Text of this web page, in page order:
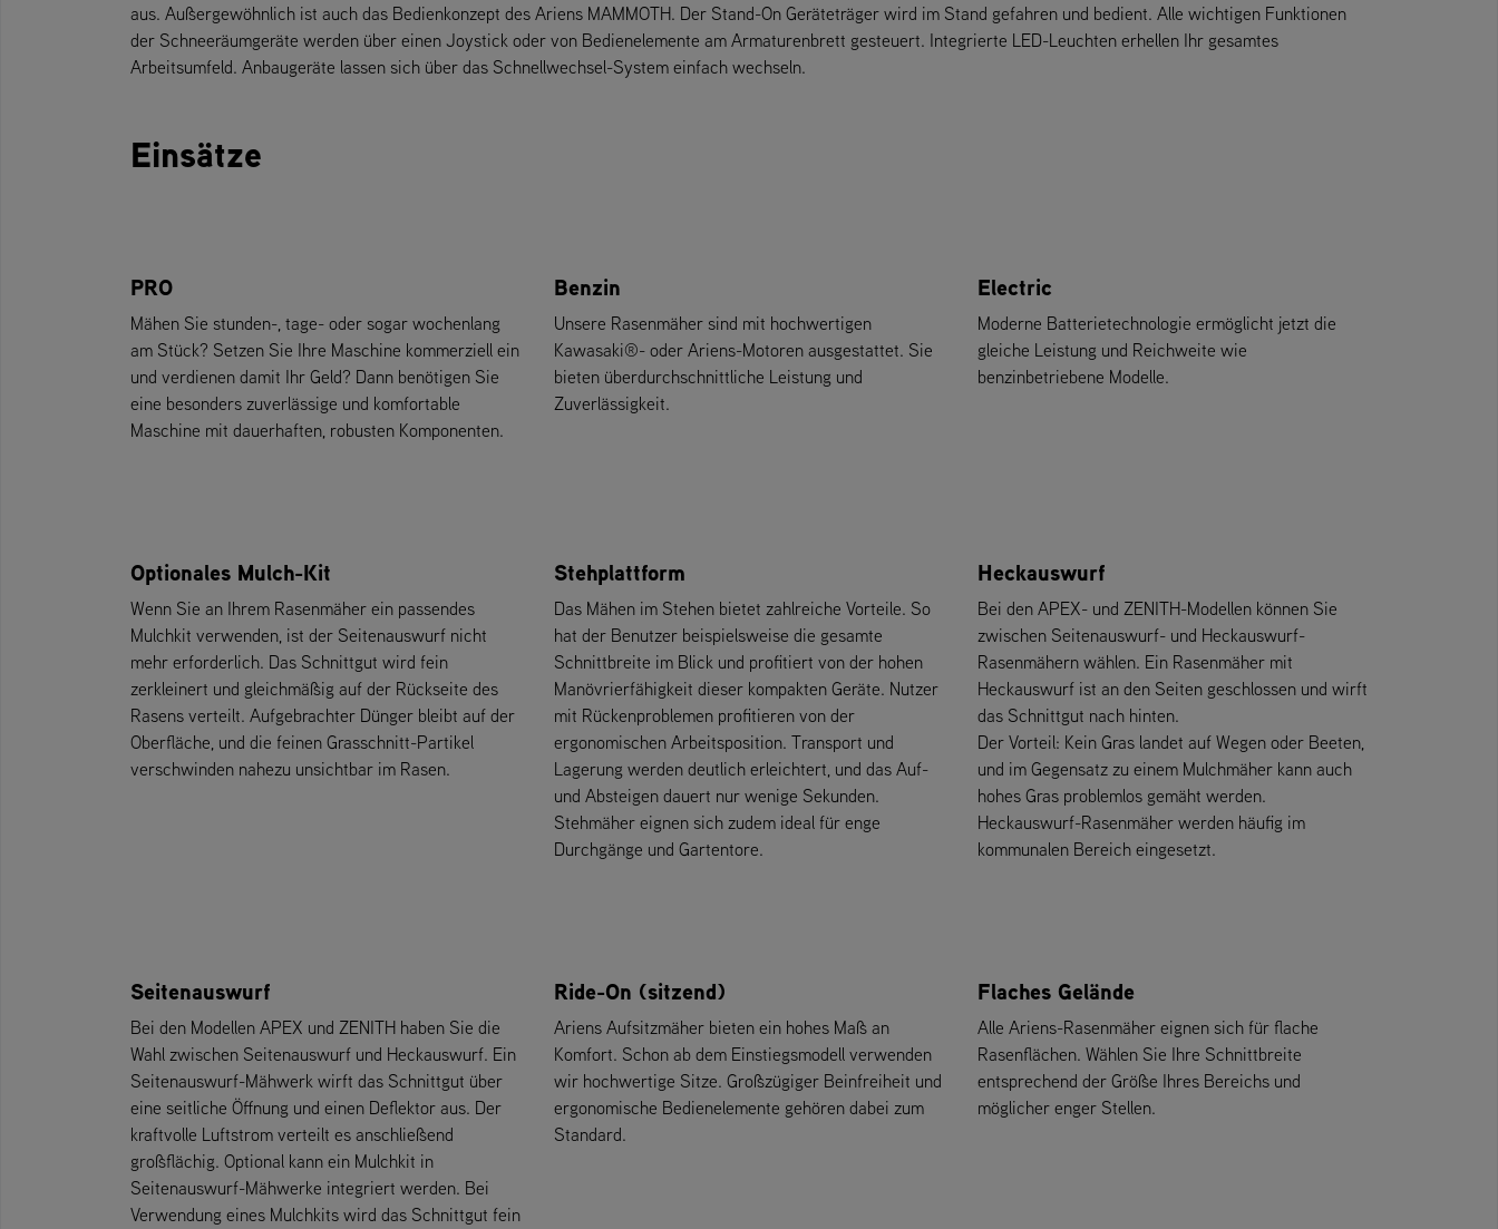
aus. Außergewöhnlich ist auch das Bedienkonzept des Ariens MAMMOTH. Der Stand-On Geräteträger wird im Stand gefahren und bedient. Alle wichtigen Funktionen
der Schneeräumgeräte werden über einen Joystick oder von Bedienelemente am Armaturenbrett gesteuert. Integrierte LED-Leuchten erhellen Ihr gesamtes
Arbeitsumfeld. Anbaugeräte lassen sich über das Schnellwechsel-System einfach wechseln.
Einsätze
PRO
Mähen Sie stunden-, tage- oder sogar wochenlang
am Stück? Setzen Sie Ihre Maschine kommerziell ein
und verdienen damit Ihr Geld? Dann benötigen Sie
eine besonders zuverlässige und komfortable
Maschine mit dauerhaften, robusten Komponenten.
Benzin
Unsere Rasenmäher sind mit hochwertigen
Kawasaki®- oder Ariens-Motoren ausgestattet. Sie
bieten überdurchschnittliche Leistung und
Zuverlässigkeit.
Electric
Moderne Batterietechnologie ermöglicht jetzt die
gleiche Leistung und Reichweite wie
benzinbetriebene Modelle.
Optionales Mulch-Kit
Wenn Sie an Ihrem Rasenmäher ein passendes
Mulchkit verwenden, ist der Seitenauswurf nicht
mehr erforderlich. Das Schnittgut wird fein
zerkleinert und gleichmäßig auf der Rückseite des
Rasens verteilt. Aufgebrachter Dünger bleibt auf der
Oberfläche, und die feinen Grasschnitt-Partikel
verschwinden nahezu unsichtbar im Rasen.
Stehplattform
Das Mähen im Stehen bietet zahlreiche Vorteile. So
hat der Benutzer beispielsweise die gesamte
Schnittbreite im Blick und profitiert von der hohen
Manövrierfähigkeit dieser kompakten Geräte. Nutzer
mit Rückenproblemen profitieren von der
ergonomischen Arbeitsposition. Transport und
Lagerung werden deutlich erleichtert, und das Auf-
und Absteigen dauert nur wenige Sekunden.
Stehmäher eignen sich zudem ideal für enge
Durchgänge und Gartentore.
Heckauswurf
Bei den APEX- und ZENITH-Modellen können Sie
zwischen Seitenauswurf- und Heckauswurf-
Rasenmähern wählen. Ein Rasenmäher mit
Heckauswurf ist an den Seiten geschlossen und wirft
das Schnittgut nach hinten.
Der Vorteil: Kein Gras landet auf Wegen oder Beeten,
und im Gegensatz zu einem Mulchmäher kann auch
hohes Gras problemlos gemäht werden.
Heckauswurf-Rasenmäher werden häufig im
kommunalen Bereich eingesetzt.
Seitenauswurf
Bei den Modellen APEX und ZENITH haben Sie die
Wahl zwischen Seitenauswurf und Heckauswurf. Ein
Seitenauswurf-Mähwerk wirft das Schnittgut über
eine seitliche Öffnung und einen Deflektor aus. Der
kraftvolle Luftstrom verteilt es anschließend
großflächig. Optional kann ein Mulchkit in
Seitenauswurf-Mähwerke integriert werden. Bei
Verwendung eines Mulchkits wird das Schnittgut fein
Ride-On (sitzend)
Ariens Aufsitzmäher bieten ein hohes Maß an
Komfort. Schon ab dem Einstiegsmodell verwenden
wir hochwertige Sitze. Großzügiger Beinfreiheit und
ergonomische Bedienelemente gehören dabei zum
Standard.
Flaches Gelände
Alle Ariens-Rasenmäher eignen sich für flache
Rasenflächen. Wählen Sie Ihre Schnittbreite
entsprechend der Größe Ihres Bereichs und
möglicher enger Stellen.